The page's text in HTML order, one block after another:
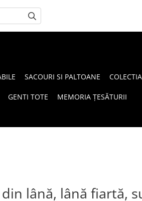
SACOURI SI PALTOANE
GENTI TOTE MEMORIA ȚESĂTURII
lână, lână fiartă,